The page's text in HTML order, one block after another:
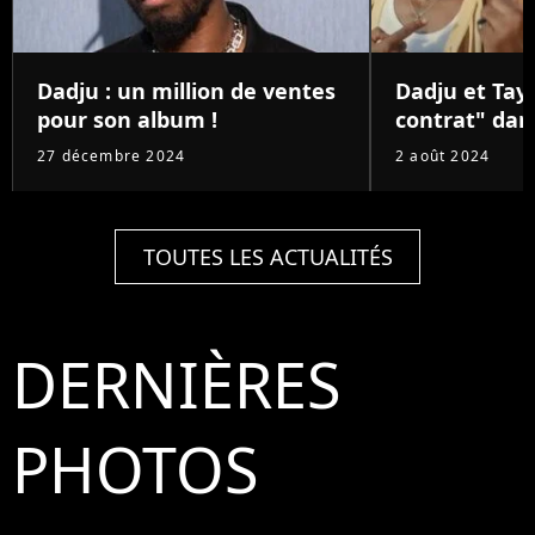
Dadju : un million de ventes
pour son album !
27 décembre 2024
Dadju et
contrat"
2 août 2024
TOUTES LES ACTUALITÉS
DERNIÈRES
PHOTOS